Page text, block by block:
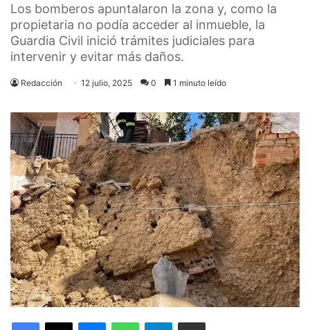
Los bomberos apuntalaron la zona y, como la
propietaria no podía acceder al inmueble, la
Guardia Civil inició trámites judiciales para
intervenir y evitar más daños.
Redacción 12 julio, 2025 0 1 minuto leído
Facebook
X MessengerWhatsAppTelegramCompartir via Email